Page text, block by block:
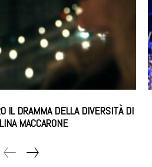
IL DRAMMA DELLA DIVERSITÀ DI
MACCARONE